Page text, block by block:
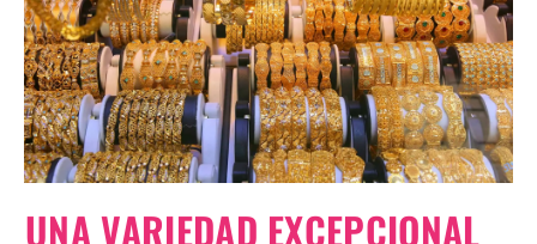
UNA VARIEDAD EXCEPCIONAL